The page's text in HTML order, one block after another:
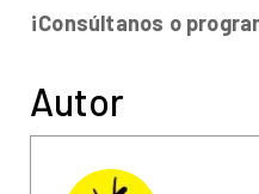
¡Consúltanos o
Autor